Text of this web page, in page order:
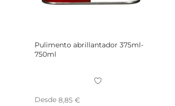
Pulimento abrillantador 375ml-
750ml
Desde 8,85 €